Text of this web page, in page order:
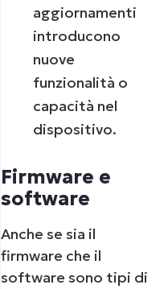
aggiornamenti
introducono
nuove
funzionalità o
capacità nel
dispositivo.
Firmware e
software
Anche se sia il
firmware che il
software sono tipi di